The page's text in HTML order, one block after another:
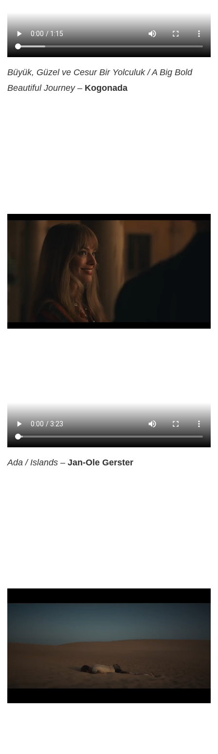
Büyük, Güzel ve Cesur Bir Yolculuk / A Big Bold
Beautiful Journey– Kogonada
Ada / Islands – Jan-Ole Gerster